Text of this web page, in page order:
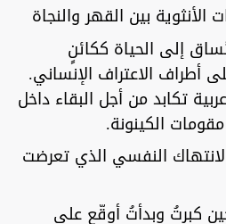
بين القهر والنجاة
إلى الحياة ككائنٍ
الاعتراف الإنساني.
تكابد من أجل البقاء داخل
الكينونة.
النفسي الذي تعرضت
كبرتُ وبدأتُ أوقّع على